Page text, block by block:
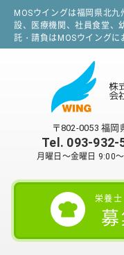
MOSウイングは福岡県北
設、医療機関、社員食堂、
託・請負はMOSウイングに
〒802-0053 福岡
Tel. 093-932-
月曜日～金曜日 9:00
栄養